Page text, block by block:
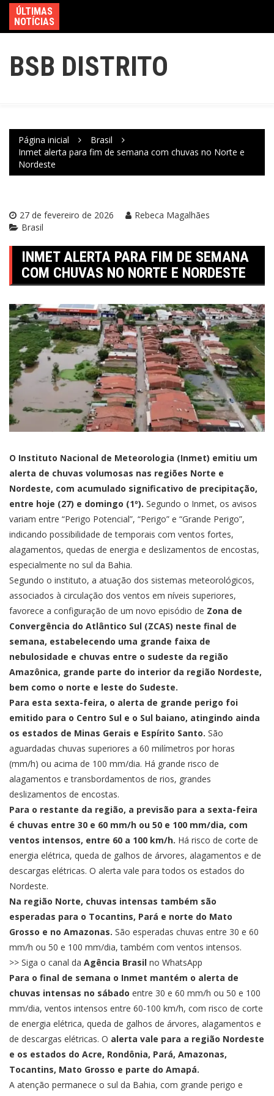
ÚLTIMAS
NOTÍCIAS
BSB DISTRITO
Página inicial
Brasil
Inmet alerta para fim de semana com chuvas no Norte e
Nordeste
27 de fevereiro de 2026
Rebeca Magalhães
Brasil
INMET ALERTA PARA FIM DE SEMANA
COM CHUVAS NO NORTE E NORDESTE
O Instituto Nacional de Meteorologia (Inmet) emitiu um
alerta de chuvas volumosas nas regiões Norte e
Nordeste, com acumulado significativo de precipitação,
entre hoje (27) e domingo (1º). Segundo o Inmet, os avisos
variam entre “Perigo Potencial”, “Perigo” e “Grande Perigo”,
indicando possibilidade de temporais com ventos fortes,
alagamentos, quedas de energia e deslizamentos de encostas,
especialmente no sul da Bahia.
Segundo o instituto, a atuação dos sistemas meteorológicos,
associados à circulação dos ventos em níveis superiores,
favorece a configuração de um novo episódio de Zona de
Convergência do Atlântico Sul (ZCAS) neste final de
semana, estabelecendo uma grande faixa de
nebulosidade e chuvas entre o sudeste da região
Amazônica, grande parte do interior da região Nordeste,
bem como o norte e leste do Sudeste.
Para esta sexta-feira, o alerta de grande perigo foi
emitido para o Centro Sul e o Sul baiano, atingindo ainda
os estados de Minas Gerais e Espírito Santo. São
aguardadas chuvas superiores a 60 milímetros por horas
(mm/h) ou acima de 100 mm/dia. Há grande risco de
alagamentos e transbordamentos de rios, grandes
deslizamentos de encostas.
Para o restante da região, a previsão para a sexta-feira
é chuvas entre 30 e 60 mm/h ou 50 e 100 mm/dia, com
ventos intensos, entre 60 a 100 km/h. Há risco de corte de
energia elétrica, queda de galhos de árvores, alagamentos e de
descargas elétricas. O alerta vale para todos os estados do
Nordeste.
Na região Norte, chuvas intensas também são
esperadas para o Tocantins, Pará e norte do Mato
Grosso e no Amazonas. São esperadas chuvas entre 30 e 60
mm/h ou 50 e 100 mm/dia, também com ventos intensos.
>> Siga o canal da Agência Brasil no WhatsApp
Para o final de semana o Inmet mantém o alerta de
chuvas intensas no sábado entre 30 e 60 mm/h ou 50 e 100
mm/dia, ventos intensos entre 60-100 km/h, com risco de corte
de energia elétrica, queda de galhos de árvores, alagamentos e
de descargas elétricas. O alerta vale para a região Nordeste
e os estados do Acre, Rondônia, Pará, Amazonas,
Tocantins, Mato Grosso e parte do Amapá.
A atenção permanece o sul da Bahia, com grande perigo e